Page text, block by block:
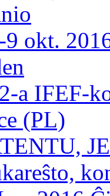
okt.
a IFEF-
(PL)